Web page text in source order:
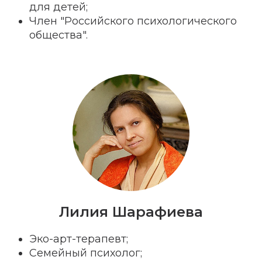
для детей;
Член "Российского психологического
общества".
Лилия Шарафиева
Эко-арт-терапевт;
Семейный психолог;